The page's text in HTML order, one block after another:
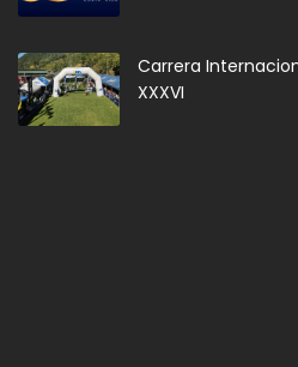
Carrera
XXXVI